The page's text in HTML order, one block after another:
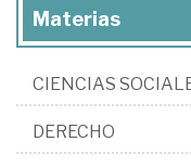
Materias
CIENCIAS
DERECHO